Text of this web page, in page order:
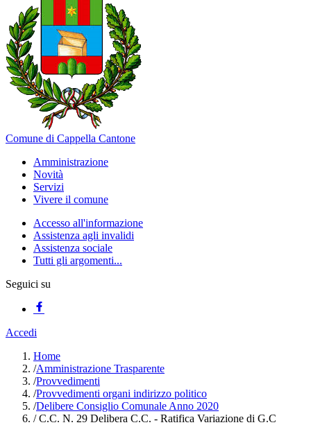
Comune di Cappella Cantone
Amministrazione
Novità
Servizi
Vivere il comune
Accesso all'informazione
Assistenza agli invalidi
Assistenza sociale
Tutti gli argomenti...
Seguici su
Accedi
Home
/Amministrazione Trasparente
/Provvedimenti
/Provvedimenti organi indirizzo politico
/Delibere Consiglio Comunale Anno 2020
/C.C. N. 29 Delibera C.C. - Ratifica Variazione di G.C